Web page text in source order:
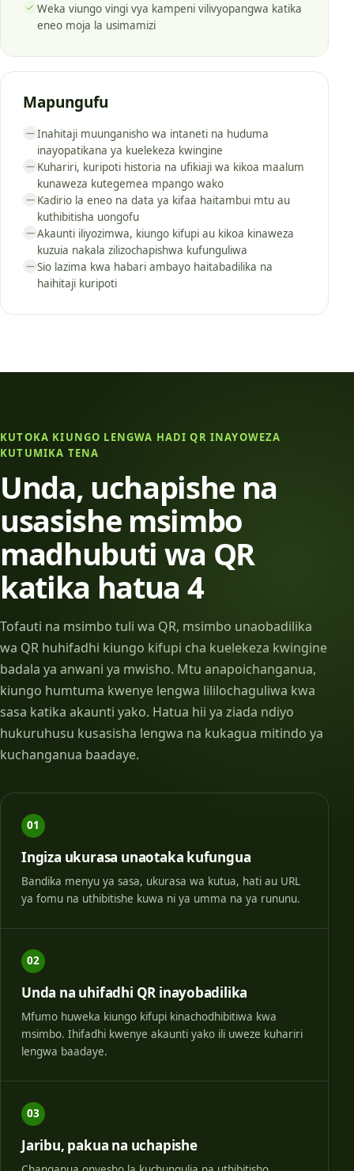
Weka viungo vingi vya kampeni vilivyopangwa katika
eneo moja la usimamizi
Mapungufu
— Inahitaji muunganisho wa intaneti na huduma
inayopatikana ya kuelekeza kwingine
— Kuhariri, kuripoti historia na ufikiaji wa kikoa maalum
kunaweza kutegemea mpango wako
— Kadirio la eneo na data ya kifaa haitambui mtu au
kuthibitisha uongofu
— Akaunti iliyozimwa, kiungo kifupi au kikoa kinaweza
kuzuia nakala zilizochapishwa kufunguliwa
— Sio lazima kwa habari ambayo haitabadilika na
haihitaji kuripoti
KUTOKA KIUNGO LENGWA HADI QR INAYOWEZA
KUTUMIKA TENA
Unda, uchapishe na
usasishe msimbo
madhubuti wa QR
katika hatua 4
Tofauti na msimbo tuli wa QR, msimbo unaobadilika
wa QR huhifadhi kiungo kifupi cha kuelekeza kwingine
badala ya anwani ya mwisho. Mtu anapoichanganua,
kiungo humtuma kwenye lengwa lililochaguliwa kwa
sasa katika akaunti yako. Hatua hii ya ziada ndiyo
hukuruhusu kusasisha lengwa na kukagua mitindo ya
kuchanganua baadaye.
01
Ingiza ukurasa unaotaka kufungua
Bandika menyu ya sasa, ukurasa wa kutua, hati au URL
ya fomu na uthibitishe kuwa ni ya umma na ya rununu.
02
Unda na uhifadhi QR inayobadilika
Mfumo huweka kiungo kifupi kinachodhibitiwa kwa
msimbo. Ihifadhi kwenye akaunti yako ili uweze kuhariri
lengwa baadaye.
03
Jaribu, pakua na uchapishe